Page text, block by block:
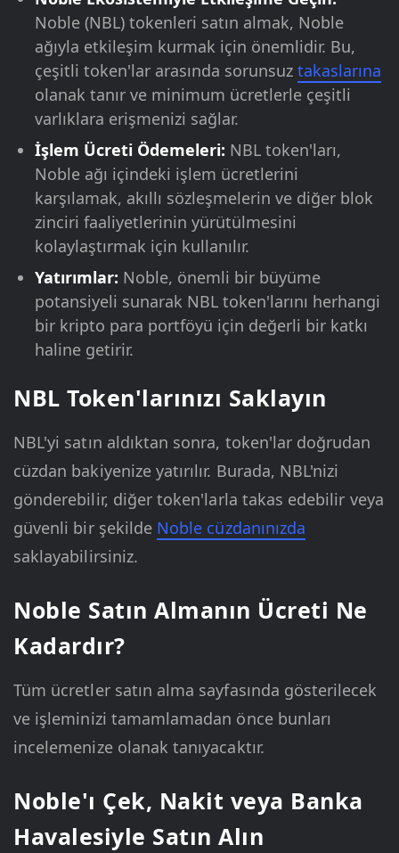
Noble (NBL) tokenleri satın almak, Noble
ağıyla etkileşim kurmak için önemlidir. Bu,
çeşitli token'lar arasında sorunsuz takaslarına
olanak tanır ve minimum ücretlerle çeşitli
varlıklara erişmenizi sağlar.
İşlem Ücreti Ödemeleri: NBL token'ları,
Noble ağı içindeki işlem ücretlerini
karşılamak, akıllı sözleşmelerin ve diğer blok
zinciri faaliyetlerinin yürütülmesini
kolaylaştırmak için kullanılır.
Yatırımlar: Noble, önemli bir büyüme
potansiyeli sunarak NBL token'larını herhangi
bir kripto para portföyü için değerli bir katkı
haline getirir.
NBL Token'larınızı Saklayın
NBL'yi satın aldıktan sonra, token'lar doğrudan
cüzdan bakiyenize yatırılır. Burada, NBL'nizi
gönderebilir, diğer token'larla takas edebilir veya
güvenli bir şekilde Noble cüzdanınızda
saklayabilirsiniz.
Noble Satın Almanın Ücreti Ne
Kadardır?
Tüm ücretler satın alma sayfasında gösterilecek
ve işleminizi tamamlamadan önce bunları
incelemenize olanak tanıyacaktır.
Noble'ı Çek, Nakit veya Banka
Havalesiyle Satın Alın